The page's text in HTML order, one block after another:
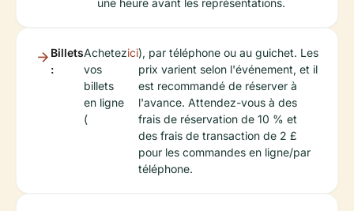
une heure avant les représentations.
Billets
:
Achetez
vos
billets
en ligne
(
ici), par téléphone ou au guichet. Les
prix varient selon l'événement, et il
est recommandé de réserver à
l'avance. Attendez-vous à des
frais de réservation de 10 % et
des frais de transaction de 2 £
pour les commandes en ligne/par
téléphone.